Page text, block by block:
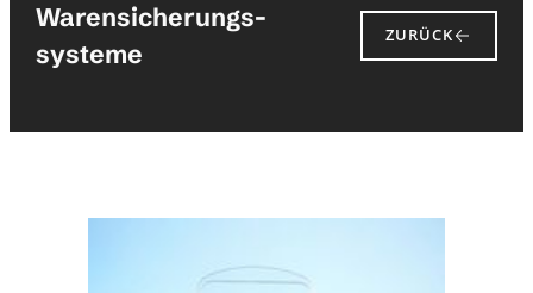
Warensicherungs­
systeme
ZURÜCK